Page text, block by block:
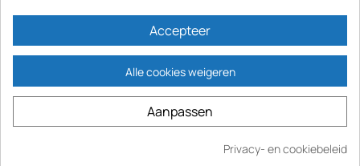
Kopen
International
https://www.habitatentuin.nl is een site van het bedrijf GECODIS SA met een
kapitaal van € 187.203,29, 32 Rue de Paradis - PARIJS 75010 (FRANKRIJK).
GECODIS.SA opgericht op 04/11/1998 is een dochteronderneming van ODAYA ​​​​
HOLDING met een kapitaal van 2.750.640,00 EURO.
AL ONZE PROMOTIES ZIJN GELDIG ZOALS VOORRADEN BESCHIKBAAR
Accepteer
Alle cookies weigeren
Aanpassen
Privacy- en cookiebeleid